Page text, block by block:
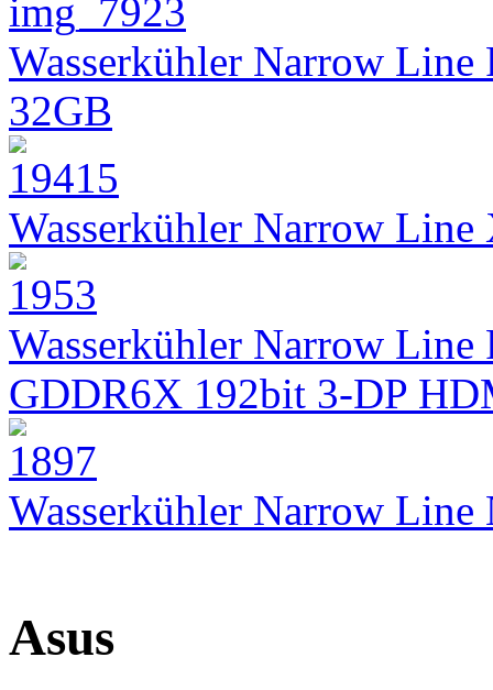
Wasserkühler Narrow
32GB
Wasserkühler Narrow
Wasserkühler Narrow Line
GDDR6X 192bit 3-DP
Wasserkühler Narrow
Asus